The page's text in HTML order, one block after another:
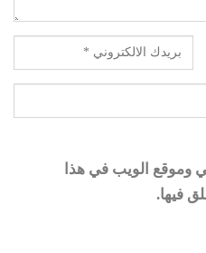
وموقع الويب في هذا
فيها.